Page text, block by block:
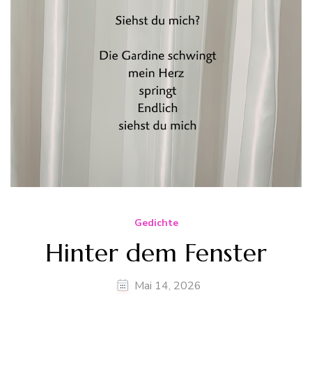
Gedichte
Hinter dem Fenster
Mai 14, 2026